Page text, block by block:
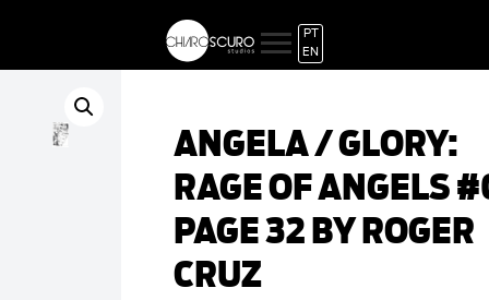
PT
EN
ANGELA / GLORY:
RAGE OF ANGELS
PAGE 32 BY ROGER
CRUZ